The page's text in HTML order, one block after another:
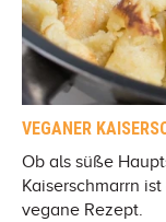
VEGANER
Ob als süße
Kaiserschmarrn
vegane Rezept.